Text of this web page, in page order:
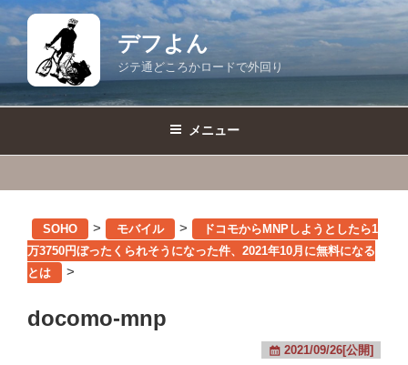
コ
ン
デフよん
ジテ通どころかロードで外回り
メニュー
SOHO > モバイル >
ドコモからMNPしようとしたら1
万3750円ぼったくられそうになった件、2021年10月に無料になる
とは
>
docomo-mnp
2021/09/26[公開]